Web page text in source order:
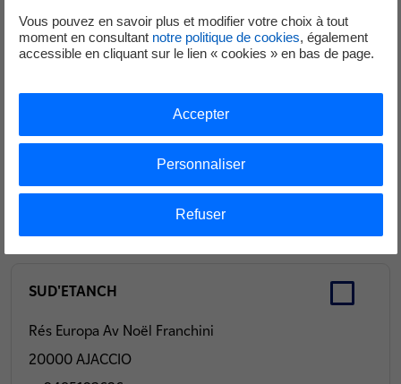
FT MULTI-SERVICES
0647739196
SUD'ETANCH
Rés Europa Av Noël Franchini
20000 AJACCIO
Vous pouvez en savoir plus et modifier votre choix à tout
moment en consultant notre politique de cookies, également
accessible en cliquant sur le lien « cookies » en bas de page.
Refuser
Personnaliser
Accepter